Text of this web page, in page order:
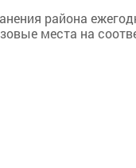
района
места на